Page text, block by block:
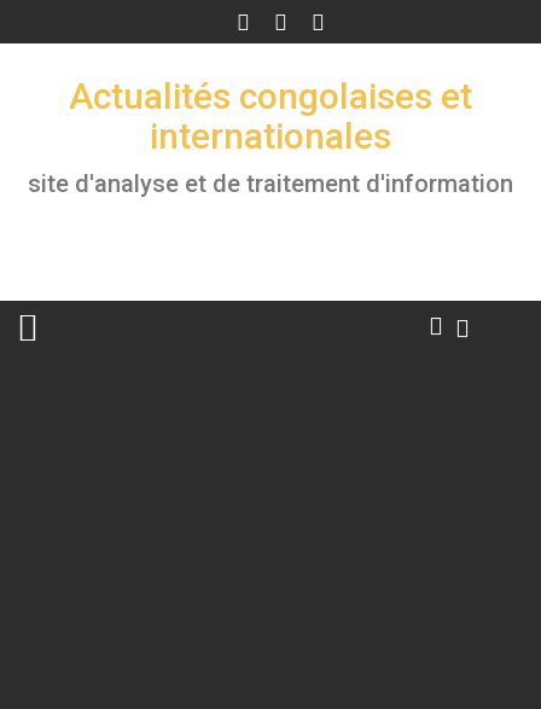
to
Actualités congolaises et
internationales
site d'analyse et de traitement d'information